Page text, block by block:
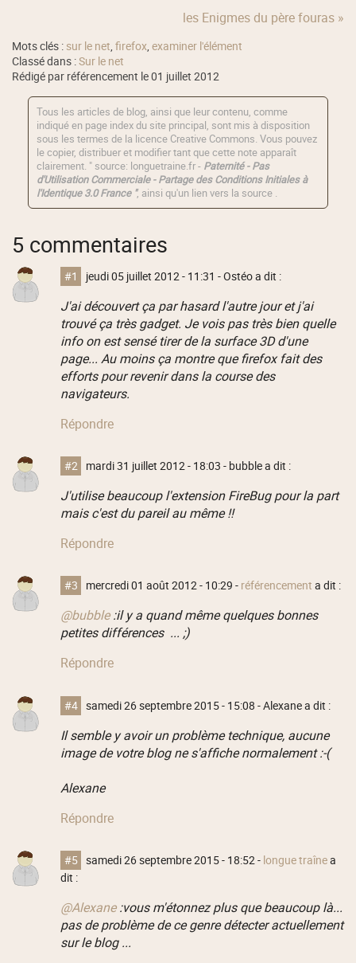
les Enigmes du père fouras »
Mots clés : sur le net,firefox,examiner l'élément
Classé dans :Sur le net
Rédigé par référencement le 01 juillet 2012
Tous les articles de blog, ainsi que leur contenu, comme
indiqué en page index du site principal, sont mis à disposition
sous les termes de la licence Creative Commons. Vous pouvez
le copier, distribuer et modifier tant que cette note apparaît
clairement. " source: longuetraine.fr - Paternité - Pas
d'Utilisation Commerciale - Partage des Conditions Initiales à
l'Identique 3.0 France ", ainsi qu'un lien vers la source .
5 commentaires
#1 jeudi 05 juillet 2012 - 11:31 - Ostéo a dit :
J'ai découvert ça par hasard l'autre jour et j'ai
trouvé ça très gadget. Je vois pas très bien quelle
info on est sensé tirer de la surface 3D d'une
page... Au moins ça montre que firefox fait des
efforts pour revenir dans la course des
navigateurs.
Répondre
#2 mardi 31 juillet 2012 - 18:03 - bubble a dit :
J'utilise beaucoup l'extension FireBug pour la part
mais c'est du pareil au même !!
Répondre
#3 mercredi 01 août 2012 - 10:29 - référencement a dit :
@bubble:il y a quand même quelques bonnes
petites différences ... ;)
Répondre
#4 samedi 26 septembre 2015 - 15:08 - Alexane a dit :
Il semble y avoir un problème technique, aucune
image de votre blog ne s'affiche normalement :-(
Alexane
Répondre
#5 samedi 26 septembre 2015 - 18:52- longue traînea
dit :
@Alexane:vous m'étonnez plus que beaucoup là...
pas de problème de ce genre détecter actuellement
sur le blog ...